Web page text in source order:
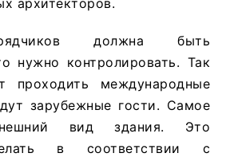
должна быть
нужно контролировать. Так
проходить международные
зарубежные гости. Самое
вид здания. Это
в соответствии с